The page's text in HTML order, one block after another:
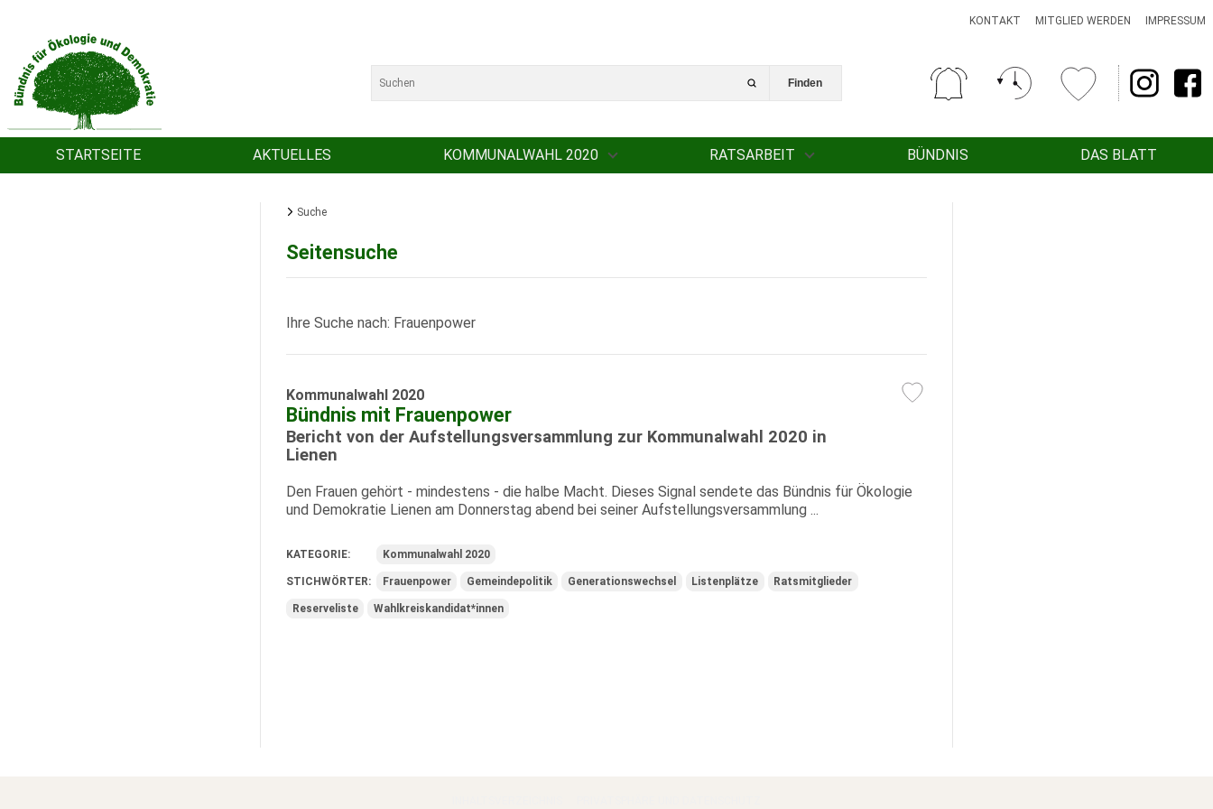
STARTSEITE AKTUELLES KOMMUNALWAHL 2020 RATSARBEIT BÜNDNIS DAS BLATT
KONTAKT MITGLIED WERDEN IMPRESSUM
Finden
Suche
Seitensuche
Ihre Suche nach: Frauenpower
Kommunalwahl 2020
Bündnis mit Frauenpower
Bericht von der Aufstellungsversammlung zur Kommunalwahl 2020 in
Lienen
Den Frauen gehört - mindestens - die halbe Macht. Dieses Signal sendete das Bündnis für Ökologie
und Demokratie Lienen am Donnerstag abend bei seiner Aufstellungsversammlung ...
KATEGORIE: Kommunalwahl 2020
STICHWÖRTER: Frauenpower Gemeindepolitik Generationswechsel Listenplätze Ratsmitglieder
Reserveliste Wahlkreiskandidat*innen